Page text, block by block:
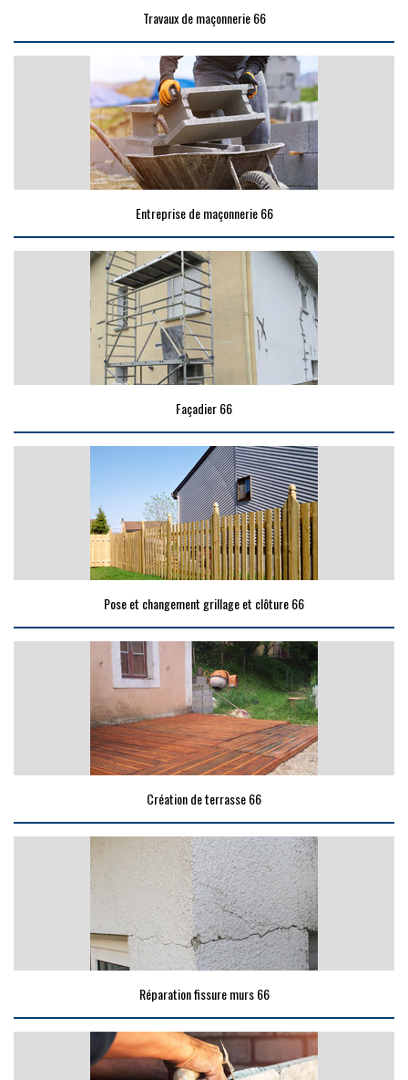
Travaux de maçonnerie 66
Entreprise de maçonnerie 66
Façadier 66
Pose et changement grillage et clôture 66
Création de terrasse 66
Réparation fissure murs 66